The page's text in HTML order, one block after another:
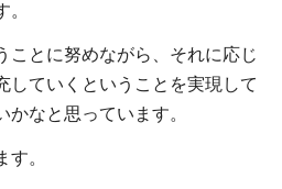
とに努めながら、それに応じ
していくということを実現して
なと思っています。
す。